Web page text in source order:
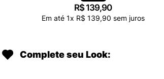
R$ 139,90
Em até 1x R$ 139,90 sem juros
Complete seu Look: